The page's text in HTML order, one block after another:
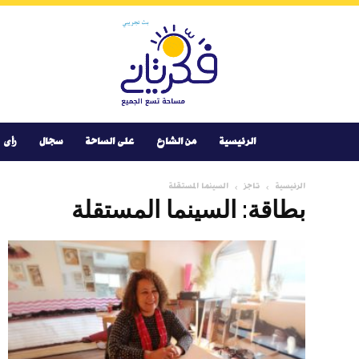
الرئيسية من الشارع على الساحة سجال رأى
الرئيسية تاجز السينما المستقلة
بطاقة: السينما المستقلة